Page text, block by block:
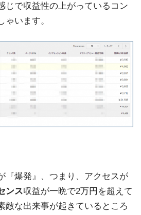
じで収益性の上がっているコン
います。
『爆発』、つまり、アクセスが
ンス収益が一晩で2万円を超えて
敵な出来事が起きているところ